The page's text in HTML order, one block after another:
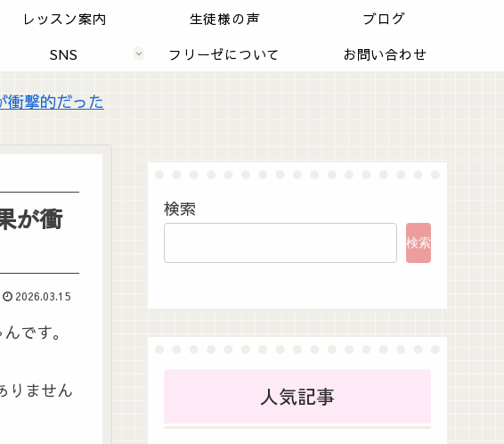
レッスン案内 生徒様の声
ブログ
SNS
フリーゼについて お問い合わせ
衝撃的だった
が衝
2026.03.15
です。
りません
検索
検索
人気記事